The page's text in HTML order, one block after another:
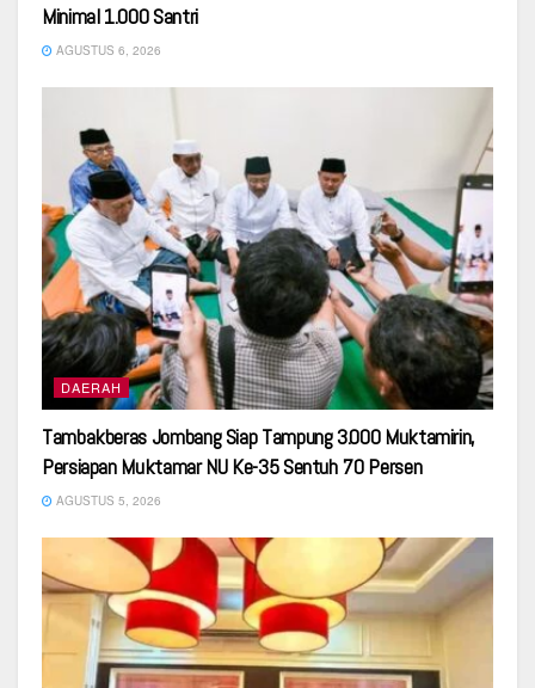
Minimal 1.000 Santri
AGUSTUS 6, 2026
DAERAH
Tambakberas Jombang Siap Tampung 3.000 Muktamirin,
Persiapan Muktamar NU Ke-35 Sentuh 70 Persen
AGUSTUS 5, 2026